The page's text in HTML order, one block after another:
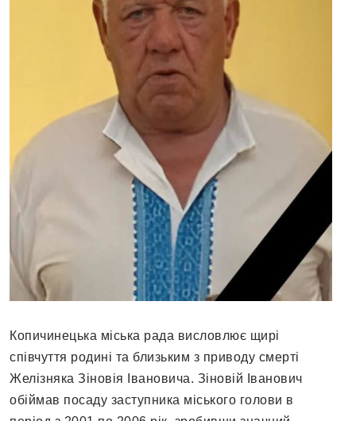
Копичинецька міська рада висловлює щирі
співчуття родині та близьким з приводу смерті
Желізняка Зіновія Івановича. Зіновій Іванович
обіймав посаду заступника міського голови в